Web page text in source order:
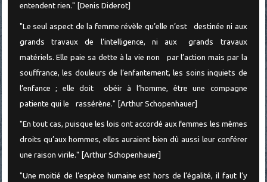
entendent rien." [Denis Diderot]
"Le seul aspect de la femme révèle qu’elle n’est destinée ni aux
grands travaux de l’intelligence, ni aux grands travaux
matériels. Elle paie sa dette à la vie non par l’action mais par la
souffrance, les douleurs de l’enfantement, les soins inquiets de
l’enfance ; elle doit obéir à l’homme, être une compagne
patiente qui le rassérène." [Arthur Schopenhauer]
"En tout cas, puisque les lois ont accordé aux femmes les mêmes
droits qu’aux hommes, elles auraient bien dû aussi leur conférer
une raison virile." [Arthur Schopenhauer]
"Une moitié de l’espèce humaine est hors de l’égalité, il faut l’y